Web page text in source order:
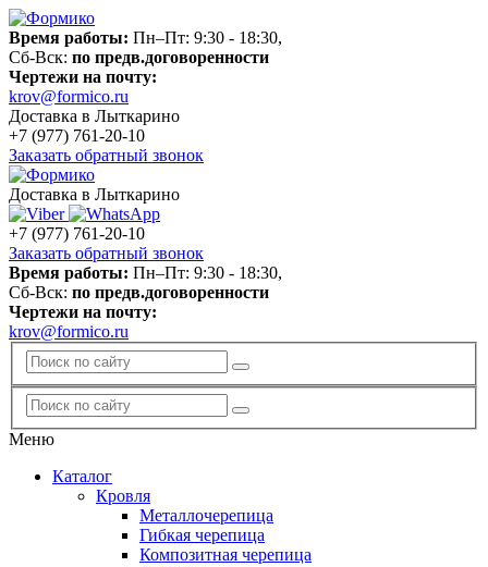
Время работы: Пн–Пт: 9:30 - 18:30,
Сб-Вск: по предв.договоренности
Чертежи на почту:
krov@formico.ru
Доставка в Лыткарино
+7 (977) 761-20-10
Заказать обратный звонок
Доставка в Лыткарино
+7 (977) 761-20-10
Заказать обратный звонок
Время работы: Пн–Пт: 9:30 - 18:30,
Сб-Вск: по предв.договоренности
Чертежи на почту:
krov@formico.ru
Меню
Каталог
Кровля
Металлочерепица
Гибкая черепица
Композитная черепица